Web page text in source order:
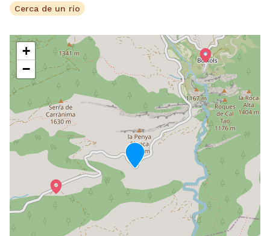
Cerca de un río
+
−